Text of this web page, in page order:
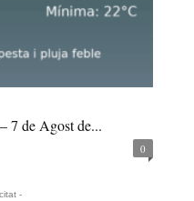
7 de Agost de...
0
-